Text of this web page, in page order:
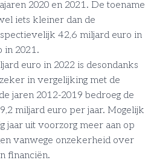
2020 en 2021. De toename
iets kleiner dan de
42,6 miljard euro in
in 2021.
euro in 2022 is desondanks
in vergelijking met de
jaren 2012-2019 bedroeg de
9,2 miljard euro per jaar. Mogelijk
jaar uit voorzorg meer aan op
vanwege onzekerheid over
financiën.